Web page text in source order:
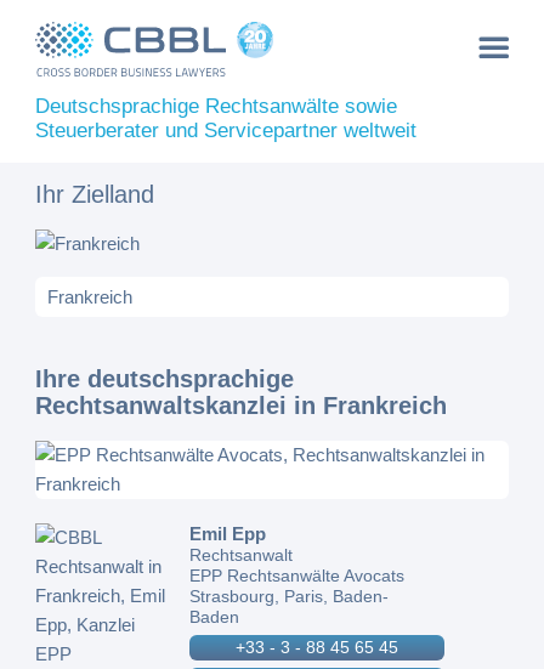
Deutschsprachige Rechtsanwälte sowie
Steuerberater und Servicepartner weltweit
Ihr Zielland
Ihre deutschsprachige
Rechtsanwaltskanzlei in Frankreich
Emil Epp
Rechtsanwalt
EPP Rechtsanwälte Avocats
Strasbourg, Paris, Baden-
Baden
+33 - 3 - 88 45 65 45